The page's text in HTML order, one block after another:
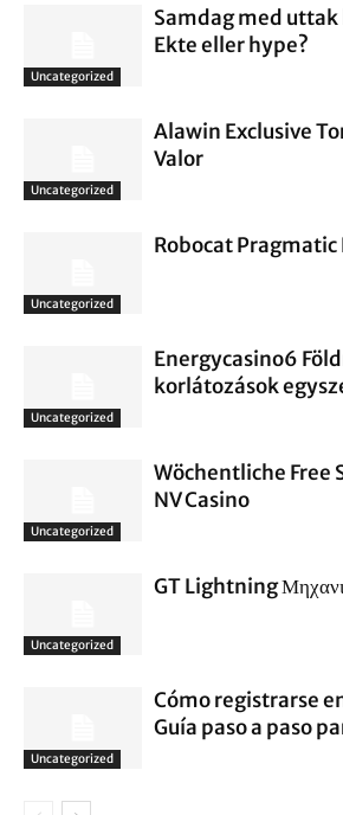
Uncategorized
Samdag med
Ekte eller hype?
Uncategorized
Alawin Exclusive
Valor
Uncategorized
Robocat Pragmatic
Uncategorized
Energycasino6
korlátozások
Uncategorized
Wöchentliche Free
NV Casino
Uncategorized
GT Lightning
Uncategorized
Cómo registrarse
Guía paso a paso